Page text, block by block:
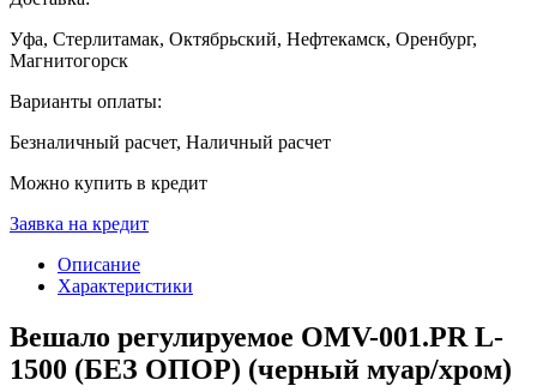
Уфа, Стерлитамак, Октябрьский, Нефтекамск, Оренбург,
Магнитогорск
Варианты оплаты:
Безналичный расчет, Наличный расчет
Можно купить в кредит
Заявка на кредит
Описание
Характеристики
Вешало регулируемое OMV-001.PR L-
1500 (БЕЗ ОПОР) (черный муар/хром)